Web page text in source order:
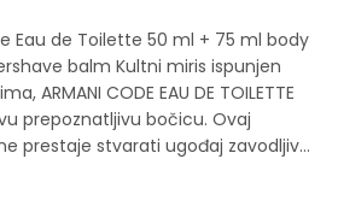
Eau de Toilette 50 ml + 75 ml body
miris ispunjen
ARMANI CODE EAU DE TOILETTE
prepoznatljivu bočicu. Ovaj
prestaje stvarati ugođaj zavodljive
savremenog muškarca.